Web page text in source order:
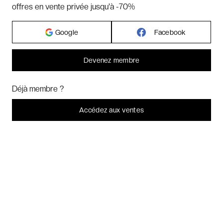
offres en vente privée jusqu'à -70%
Google Facebook
Devenez membre
Déjà membre ?
Accédez aux ventes
Marketing? Vous pouvez toujours modifier ou retirer votre
Je refuse C'est bon.